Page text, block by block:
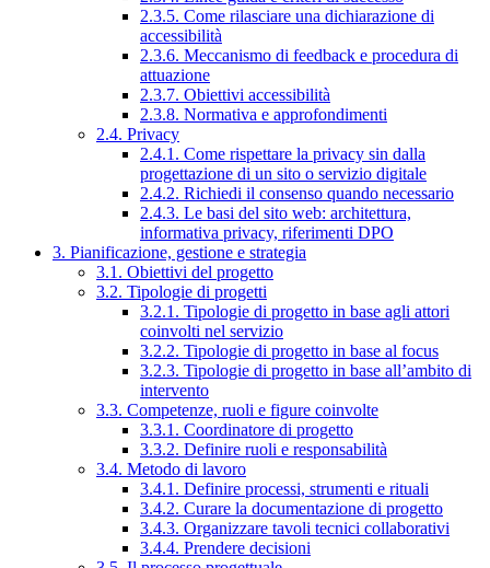
2.3.5. Come rilasciare una dichiarazione di
accessibilità
2.3.6. Meccanismo di feedback e procedura di
attuazione
2.3.7. Obiettivi accessibilità
2.3.8. Normativa e approfondimenti
2.4. Privacy
2.4.1. Come rispettare la privacy sin dalla
progettazione di un sito o servizio digitale
2.4.2. Richiedi il consenso quando necessario
2.4.3. Le basi del sito web: architettura,
informativa privacy, riferimenti DPO
3. Pianificazione, gestione e strategia
3.1. Obiettivi del progetto
3.2. Tipologie di progetti
3.2.1. Tipologie di progetto in base agli attori
coinvolti nel servizio
3.2.2. Tipologie di progetto in base al focus
3.2.3. Tipologie di progetto in base all’ambito di
intervento
3.3. Competenze, ruoli e figure coinvolte
3.3.1. Coordinatore di progetto
3.3.2. Definire ruoli e responsabilità
3.4. Metodo di lavoro
3.4.1. Definire processi, strumenti e rituali
3.4.2. Curare la documentazione di progetto
3.4.3. Organizzare tavoli tecnici collaborativi
3.4.4. Prendere decisioni